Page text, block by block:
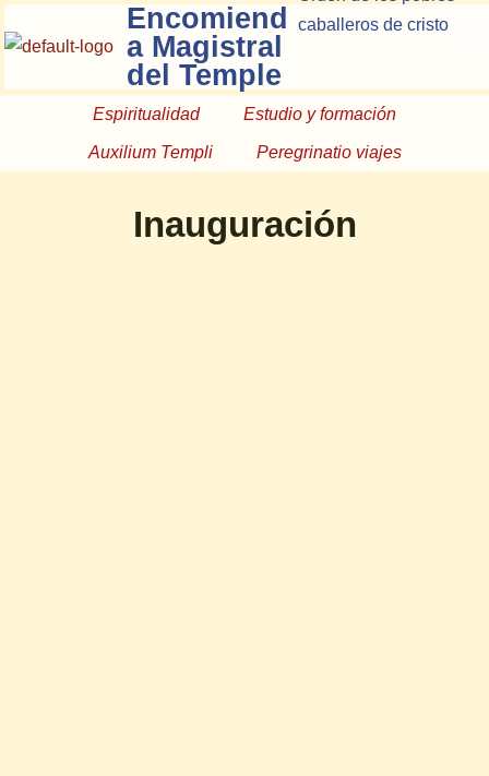
Encomiend
a Magistral
del Temple
caballeros de cristo
Espiritualidad Estudio y formación
Auxilium Templi Peregrinatio viajes
Inauguración